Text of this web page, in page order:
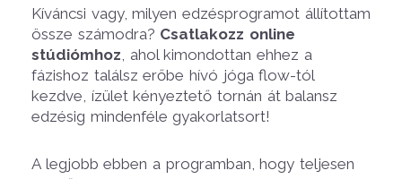
Kíváncsi vagy, milyen edzésprogramot állítottam
össze számodra? Csatlakozz online
stúdiómhoz, ahol kimondottan ehhez a
fázishoz találsz erőbe hívó jóga flow-tól
kezdve, ízület kényeztető tornán át balansz
edzésig mindenféle gyakorlatsort!
A legjobb ebben a programban, hogy teljesen